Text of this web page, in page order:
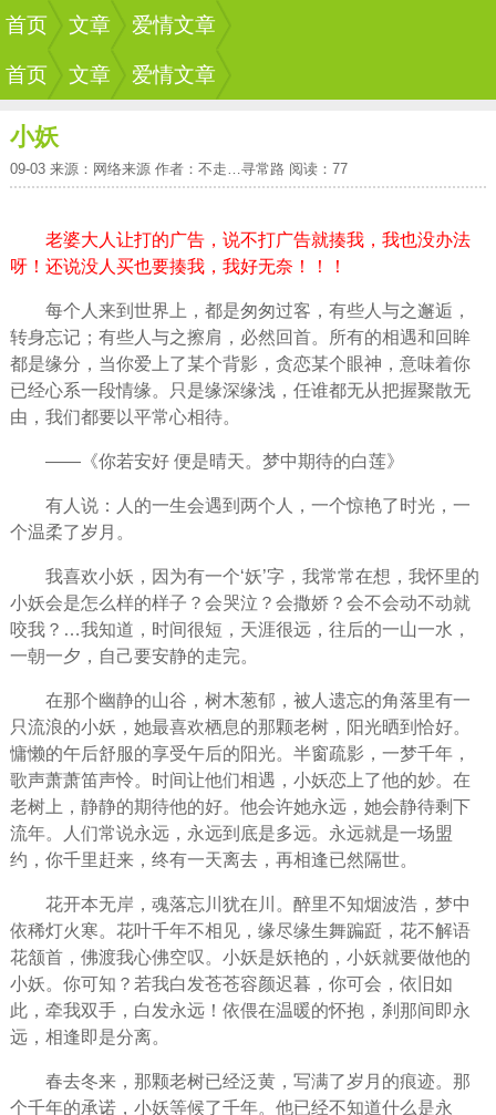
首页 文章 爱情文章
首页 文章 爱情文章
小妖
09-03 来源：网络来源 作者：不走…寻常路 阅读：77
老婆大人让打的广告，说不打广告就揍我，我也没办法
呀！还说没人买也要揍我，我好无奈！！！
每个人来到世界上，都是匆匆过客，有些人与之邂逅，
转身忘记；有些人与之擦肩，必然回首。所有的相遇和回眸
都是缘分，当你爱上了某个背影，贪恋某个眼神，意味着你
已经心系一段情缘。只是缘深缘浅，任谁都无从把握聚散无
由，我们都要以平常心相待。
——《你若安好 便是晴天。梦中期待的白莲》
有人说：人的一生会遇到两个人，一个惊艳了时光，一
个温柔了岁月。
我喜欢小妖，因为有一个‘妖’字，我常常在想，我怀里的
小妖会是怎么样的样子？会哭泣？会撒娇？会不会动不动就
咬我？…我知道，时间很短，天涯很远，往后的一山一水，
一朝一夕，自己要安静的走完。
在那个幽静的山谷，树木葱郁，被人遗忘的角落里有一
只流浪的小妖，她最喜欢栖息的那颗老树，阳光晒到恰好。
慵懒的午后舒服的享受午后的阳光。半窗疏影，一梦千年，
歌声萧萧笛声怜。时间让他们相遇，小妖恋上了他的妙。在
老树上，静静的期待他的好。他会许她永远，她会静待剩下
流年。人们常说永远，永远到底是多远。永远就是一场盟
约，你千里赶来，终有一天离去，再相逢已然隔世。
花开本无岸，魂落忘川犹在川。醉里不知烟波浩，梦中
依稀灯火寒。花叶千年不相见，缘尽缘生舞蹁跹，花不解语
花颔首，佛渡我心佛空叹。小妖是妖艳的，小妖就要做他的
小妖。你可知？若我白发苍苍容颜迟暮，你可会，依旧如
此，牵我双手，白发永远！依偎在温暖的怀抱，刹那间即永
远，相逢即是分离。
春去冬来，那颗老树已经泛黄，写满了岁月的痕迹。那
个千年的承诺，小妖等候了千年。他已经不知道什么是永